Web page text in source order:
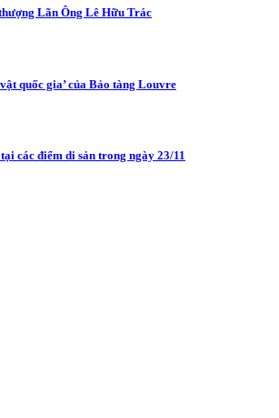
Lãn Ông Lê Hữu Trác
quốc gia’ của Bảo tàng Louvre
các điểm di sản trong ngày 23/11